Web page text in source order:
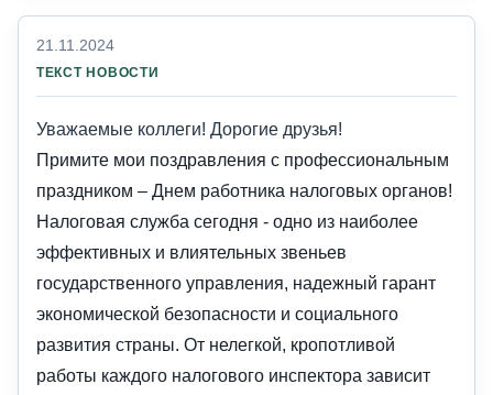
21.11.2024
ТЕКСТ НОВОСТИ
Уважаемые коллеги! Дорогие друзья!
Примите мои поздравления с профессиональным
праздником – Днем работника налоговых органов!
Налоговая служба сегодня - одно из наиболее
эффективных и влиятельных звеньев
государственного управления, надежный гарант
экономической безопасности и социального
развития страны. От нелегкой, кропотливой
работы каждого налогового инспектора зависит